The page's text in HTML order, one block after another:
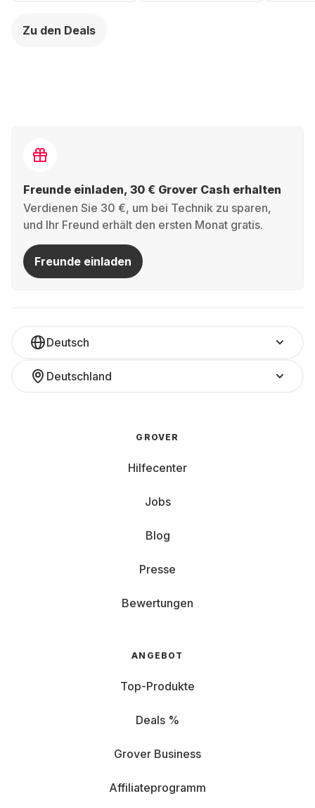
Zu den Deals
Freunde einladen, 30 € Grover Cash erhalten
Verdienen Sie 30 €, um bei Technik zu sparen,
und Ihr Freund erhält den ersten Monat gratis.
Freunde einladen
Deutsch
Deutschland
GROVER
Hilfecenter
Jobs
Blog
Presse
Bewertungen
ANGEBOT
Top-Produkte
Deals %
Grover Business
Affiliateprogramm